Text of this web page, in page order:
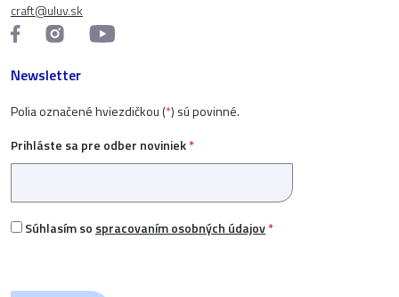
craft@uluv.sk
Newsletter
Polia označené hviezdičkou (*) sú povinné.
Prihláste sa pre odber noviniek*
Súhlasím so spracovaním osobných údajov*